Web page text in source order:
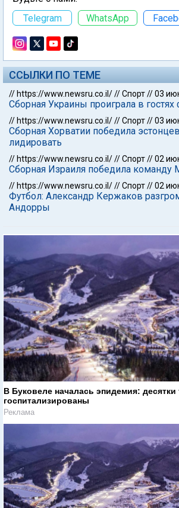
Telegram
WhatsApp
ССЫЛКИ ПО ТЕМЕ
// https://www.newsru.co.il///Спорт//03
Сборная Украины проиграла в
// https://www.newsru.co.il///Спорт//03
Сборная Хорватии победила
лидировать
// https://www.newsru.co.il///Спорт//02
Сборная Израиля победила команду
// https://www.newsru.co.il///Спорт//02
Футбол: Александр Кержаков
Андорры
В Буковеле началась эпидемия: десятки
госпитализированы
Реклама